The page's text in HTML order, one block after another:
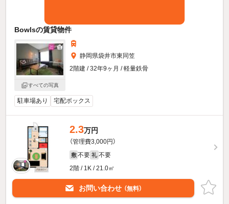
Bowlsの賃貸物件
すべての写真
静岡県袋井市東同笠
2階建 / 32年9ヶ月 / 軽量鉄骨
駐車場あり 宅配ボックス
2.3万円
（管理費3,000円）
敷 不要 礼 不要
2階 / 1K / 21.0㎡
お問い合わせ （無料）